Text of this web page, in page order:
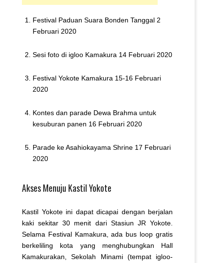
Festival Paduan Suara Bonden Tanggal 2
Februari 2020
Sesi foto di igloo Kamakura 14 Februari 2020
Festival Yokote Kamakura 15-16 Februari
2020
Kontes dan parade Dewa Brahma untuk
kesuburan panen 16 Februari 2020
Parade ke Asahiokayama Shrine 17 Februari
2020
Akses Menuju Kastil Yokote
Kastil Yokote ini dapat dicapai dengan berjalan
kaki sekitar 30 menit dari Stasiun JR Yokote.
Selama Festival Kamakura, ada bus loop gratis
berkeliling kota yang menghubungkan Hall
Kamakurakan, Sekolah Minami (tempat igloo-